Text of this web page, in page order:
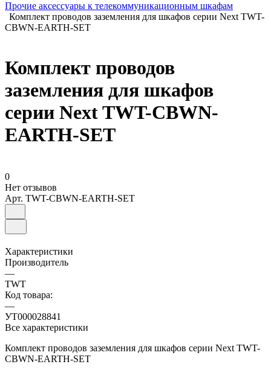
Прочие аксессуары к телекоммуникационным шкафам
Комплект проводов заземления для шкафов серии Next TWT-
CBWN-EARTH-SET
Комплект проводов
заземления для шкафов
серии Next TWT-CBWN-
EARTH-SET
0
Нет отзывов
Арт. TWT-CBWN-EARTH-SET
Характеристики
Производитель
—
TWT
Код товара:
—
УТ000028841
Все характеристики
Комплект проводов заземления для шкафов серии Next TWT-
CBWN-EARTH-SET